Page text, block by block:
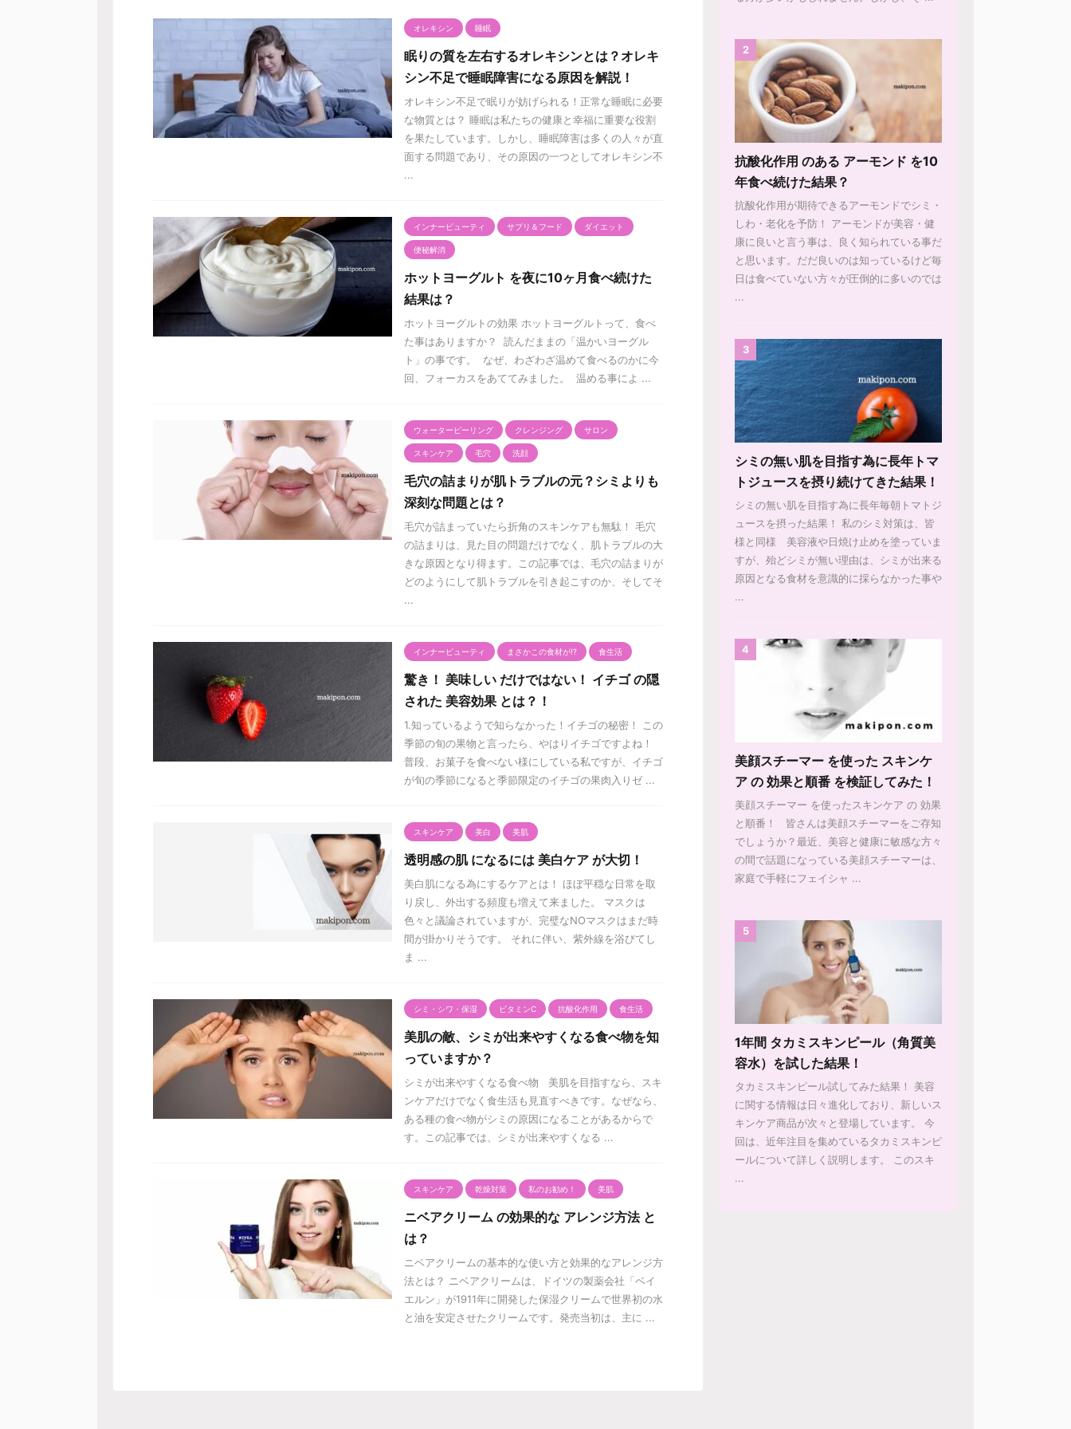
オレキシン 睡眠
眠りの質を左右するオレキシンとは？オレキ
シン不足で睡眠障害になる原因を解説！
オレキシン不足で眠りが妨げられる！正常な睡眠に必要
な物質とは？ 睡眠は私たちの健康と幸福に重要な役割
を果たしています。しかし、睡眠障害は多くの人々が直
面する問題であり、その原因の一つとしてオレキシン不
...
インナービューティ サプリ＆フード ダイエット
便秘解消
ホットヨーグルト を夜に10ヶ月食べ続けた
結果は？
ホットヨーグルトの効果 ホットヨーグルトって、食べ
た事はありますか？ 読んだままの「温かいヨーグル
ト」の事です。 なぜ、わざわざ温めて食べるのかに今
回、フォーカスをあててみました。 温める事によ ...
ウォーターピーリング クレンジング サロン
スキンケア 毛穴 洗顔
毛穴の詰まりが肌トラブルの元？シミよりも
深刻な問題とは？
毛穴が詰まっていたら折角のスキンケアも無駄！ 毛穴
の詰まりは、見た目の問題だけでなく、肌トラブルの大
きな原因となり得ます。この記事では、毛穴の詰まりが
どのようにして肌トラブルを引き起こすのか、そしてそ
...
インナービューティ まさかこの食材が⁉️ 食生活
驚き！ 美味しい だけではない！ イチゴ の隠
された 美容効果 とは？！
1.知っているようで知らなかった！イチゴの秘密！ この
季節の旬の果物と言ったら、やはりイチゴですよね！
普段、お菓子を食べない様にしている私ですが、イチゴ
が旬の季節になると季節限定のイチゴの果肉入りゼ ...
スキンケア 美白 美肌
透明感の肌 になるには 美白ケア が大切！
美白肌になる為にするケアとは！ ほぼ平穏な日常を取
り戻し、外出する頻度も増えて来ました。 マスクは
色々と議論されていますが、完璧なNOマスクはまだ時
間が掛かりそうです。 それに伴い、紫外線を浴びてし
ま ...
シミ・シワ・保湿 ビタミンC 抗酸化作用 食生活
美肌の敵、シミが出来やすくなる食べ物を知
っていますか？
シミが出来やすくなる食べ物 美肌を目指すなら、スキ
ンケアだけでなく食生活も見直すべきです。なぜなら、
ある種の食べ物がシミの原因になることがあるからで
す。この記事では、シミが出来やすくなる ...
スキンケア 乾燥対策 私のお勧め！ 美肌
ニベアクリーム の効果的な アレンジ方法 と
は？
ニベアクリームの基本的な使い方と効果的なアレンジ方
法とは？ ニベアクリームは、ドイツの製薬会社「ベイ
エルン」が1911年に開発した保湿クリームで世界初の水
と油を安定させたクリームです。発売当初は、主に ...
2
抗酸化作用 のある アーモンド を10
年食べ続けた結果？
抗酸化作用が期待できるアーモンドでシミ・
しわ・老化を予防！ アーモンドが美容・健
康に良いと言う事は、良く知られている事だ
と思います。だだ良いのは知っているけど毎
日は食べていない方々が圧倒的に多いのでは
...
3
シミの無い肌を目指す為に長年トマ
トジュースを摂り続けてきた結果！
シミの無い肌を目指す為に長年毎朝トマトジ
ュースを摂った結果！ 私のシミ対策は、皆
様と同様 美容液や日焼け止めを塗っていま
すが、殆どシミが無い理由は、シミが出来る
原因となる食材を意識的に採らなかった事や
...
4
美顔スチーマー を使った スキンケ
ア の 効果と順番 を検証してみた！
美顔スチーマー を使ったスキンケア の 効果
と順番！ 皆さんは美顔スチーマーをご存知
でしょうか？最近、美容と健康に敏感な方々
の間で話題になっている美顔スチーマーは、
家庭で手軽にフェイシャ ...
5
1年間 タカミスキンピール（角質美
容水）を試した結果！
タカミスキンピール試してみた結果！ 美容
に関する情報は日々進化しており、新しいス
キンケア商品が次々と登場しています。 今
回は、近年注目を集めているタカミスキンピ
ールについて詳しく説明します。 このスキ
...